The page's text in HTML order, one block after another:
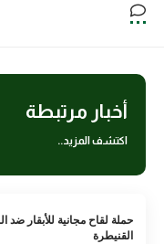
أخبار مرتبطة
اكتشف المزيد..
حملة لقاح مجانية للأبقار ضد
القنيطرة